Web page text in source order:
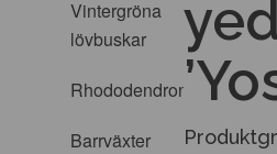
Vintergröna
lövbuskar
Rhododendron
Barrväxter